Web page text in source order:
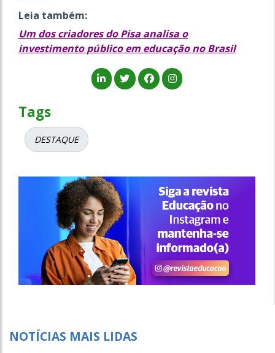
Leia também:
Um dos criadores do Pisa analisa o
investimento público em educação no Brasil
Tags
DESTAQUE
NOTÍCIAS MAIS LIDAS